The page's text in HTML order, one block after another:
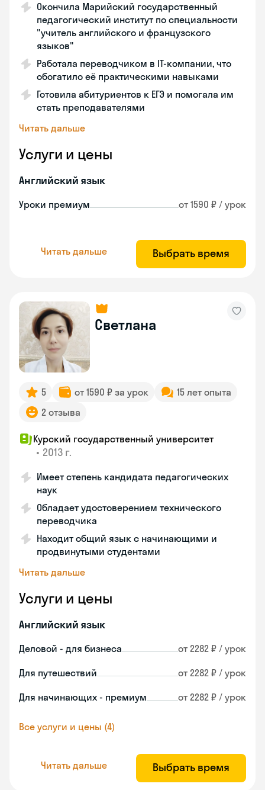
Окончила Марийский государственный
педагогический институт по специальности
"учитель английского и французского
языков"
Работала переводчиком в IT-компании, что
обогатило её практическими навыками
Готовила абитуриентов к ЕГЭ и помогала им
стать преподавателями
Читать дальше
Услуги и цены
Английский язык
Уроки премиум от 1590 ₽ / урок
Читать дальше Выбрать время
Светлана
5 от 1590 ₽ за урок
15 лет опыта
2 отзыва
Курский государственный университет
• 2013 г.
Имеет степень кандидата педагогических
наук
Обладает удостоверением технического
переводчика
Находит общий язык с начинающими и
продвинутыми студентами
Читать дальше
Услуги и цены
Английский язык
Деловой - для бизнеса от 2282 ₽ / урок
Для путешествий от 2282 ₽ / урок
Для начинающих - премиум от 2282 ₽ / урок
Все услуги и цены (4)
Читать дальше Выбрать время